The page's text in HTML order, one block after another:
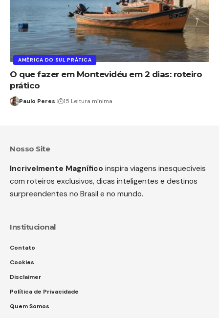
AMÉRICA DO SUL PRÁTICA
O que fazer em Montevidéu em 2 dias: roteiro
prático
Paulo Peres 15 Leitura mínima
Nosso Site
Incrivelmente Magnífico inspira viagens inesquecíveis
com roteiros exclusivos, dicas inteligentes e destinos
surpreendentes no Brasil e no mundo.
Institucional
Contato
Cookies
Disclaimer
Política de Privacidade
Quem Somos